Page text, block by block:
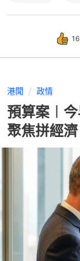
16
港聞 政情
預算案︱
聚焦拼經